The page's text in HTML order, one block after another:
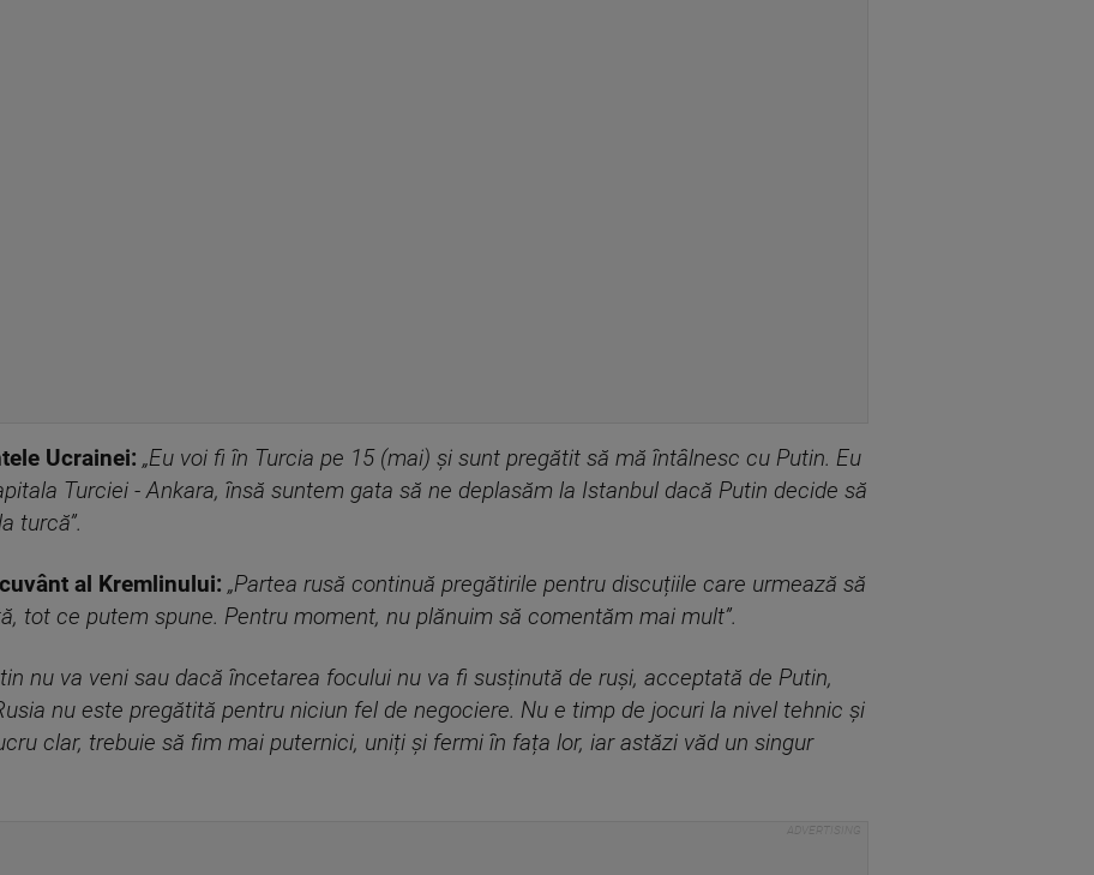
Ucrainei: „Eu voi fi în Turcia pe 15 (mai) și sunt pregătit să mă întâlnesc cu Putin. Eu
Turciei - Ankara, însă suntem gata să ne deplasăm la Istanbul dacă Putin decide să
turcă”.
al Kremlinului: „Partea rusă continuă pregătirile pentru discuțiile care urmează să
tot ce putem spune. Pentru moment, nu plănuim să comentăm mai mult”.
nu va veni sau dacă încetarea focului nu va fi susținută de ruși, acceptată de Putin,
nu este pregătită pentru niciun fel de negociere. Nu e timp de jocuri la nivel tehnic și
clar, trebuie să fim mai puternici, uniți și fermi în fața lor, iar astăzi văd un singur